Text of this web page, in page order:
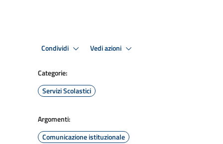
Condividi Vedi azioni
Categorie:
Servizi Scolastici
Argomenti:
Comunicazione istituzionale